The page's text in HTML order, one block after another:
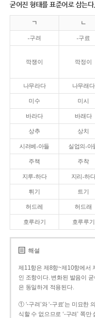
굳어진 형태를 표준어로 삼는
ㄱ ㄴ
-구려 -구료
깍쟁이 깍정이
나무라다 나무래다
미수 미시
바라다 바래다
상추 상치
시러베-아들 실업의-아
주책 주착
지루-하다 지리-하
튀기 트기
허드레 허드래
호루라기 호루루기
해설
제11항은 제8항~제10항에서
인 조항이다. 변화된 발음이
은 동일하게 적용된다.
① ‘-구려’와 ‘-구료’는 미묘한
식할 수 없으므로 ‘-구려’ 쪽만